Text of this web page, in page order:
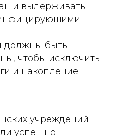
и выдерживать
должны быть
чтобы исключить
и накопление
учреждений
успешно